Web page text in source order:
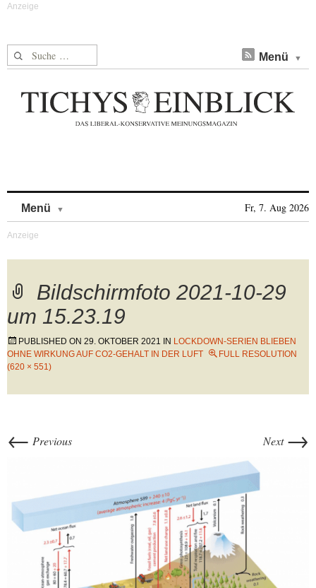
Suche nach: Menü
Menü Fr, 7. Aug 2026
Bildschirmfoto 2021-10-29
um 15.23.19
PUBLISHED ON 29. OKTOBER 2021 IN LOCKDOWN-SERIEN BLIEBEN
OHNE WIRKUNG AUF CO2-GEHALT IN DER LUFT
FULL RESOLUTION
(620 × 551)
← Previous Next →